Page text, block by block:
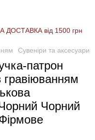
від 1500 грн
Сувеніри та аксесуари
патрон
Чорний